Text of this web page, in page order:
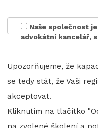
Naše společnost
advokátní kancelář,
Upozorňujeme, že
se tedy stát, že Vaši
akceptovat.
Kliknutím na tlačítko
na zvolené školení a